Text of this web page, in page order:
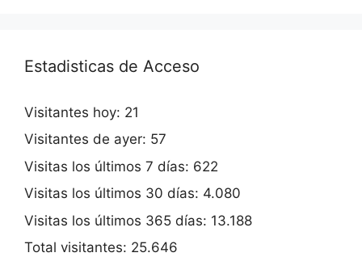
Estadisticas de Acceso
Visitantes hoy: 21
Visitantes de ayer: 57
Visitas los últimos 7 días: 622
Visitas los últimos 30 días: 4.080
Visitas los últimos 365 días: 13.188
Total visitantes: 25.646